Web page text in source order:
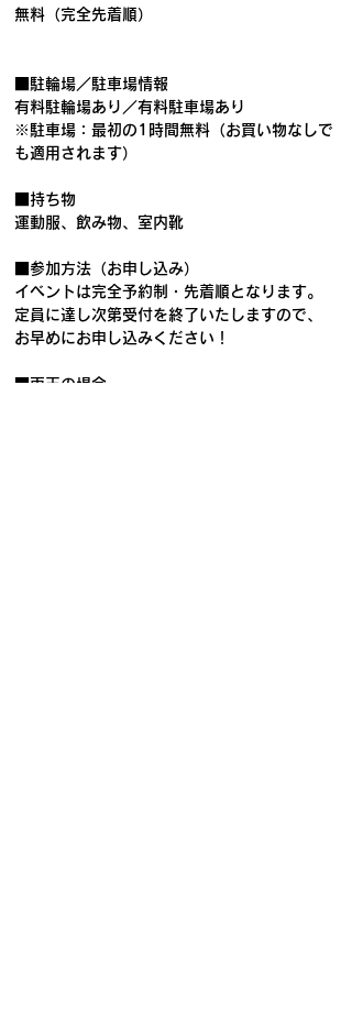
無料（完全先着順）
■駐輪場／駐車場情報
有料駐輪場あり／有料駐車場あり
※駐車場：最初の1時間無料（お買い物なしで
も適用されます）
■持ち物
運動服、飲み物、室内靴
■参加方法（お申し込み）
イベントは完全予約制・先着順となります。
定員に達し次第受付を終了いたしますので、
お早めにお申し込みください！
■雨天の場合